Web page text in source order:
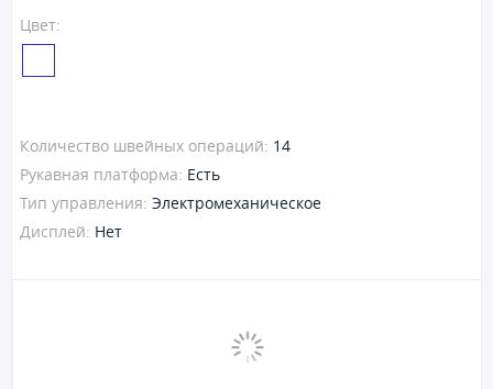
Цвет:
Количество швейных операций: 14
Рукавная платформа: Есть
Тип управления: Электромеханическое
Дисплей: Нет